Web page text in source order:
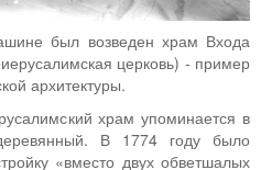
был возведен храм Входа
церковь) - пример
архитектуры.
храм упоминается в
В 1774 году было
«вместо двух обветшалых